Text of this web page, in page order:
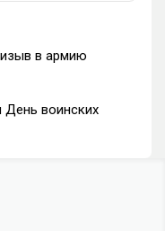
в армию
День воинских